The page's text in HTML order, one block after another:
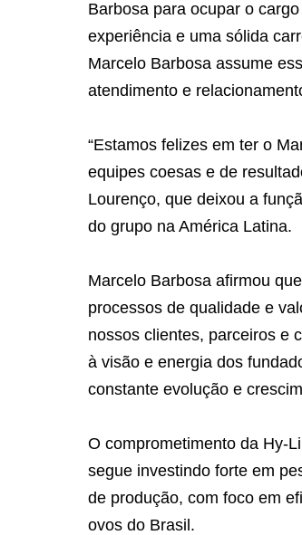
Barbosa para ocupar o
experiência e uma sólida
Marcelo Barbosa assume
atendimento e
“Estamos felizes em ter o
equipes coesas e de
Lourenço, que deixou a
do grupo na América Latina.
Marcelo Barbosa afirmou
processos de qualidade e
nossos clientes, parceiros e
à visão e energia dos
constante evolução e
O comprometimento da Hy-
segue investindo forte em
de produção, com foco em
ovos do Brasil.